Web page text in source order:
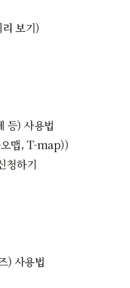
보기)
등) 사용법
오맵, T-map))
청하기
) 사용법